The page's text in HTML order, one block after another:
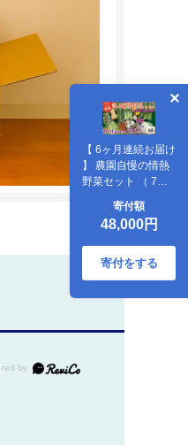
【 6ヶ月連続お届け
】 農園自慢の情熱
野菜セット （ 7品
）【 野菜 詰め合わ
せ お任せ 季節物 定
期便 セット 山芋 パ
セリ わさび菜 ポッ
プコーン かぶ 人参
里芋 たまねぎ 玉ね
寄付額
48,000円
寄付をする